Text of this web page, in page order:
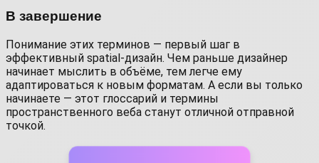
В завершение
Понимание этих терминов — первый шаг в
эффективный spatial-дизайн. Чем раньше дизайнер
начинает мыслить в объёме, тем легче ему
адаптироваться к новым форматам. А если вы только
начинаете — этот глоссарий и термины
пространственного веба станут отличной отправной
точкой.